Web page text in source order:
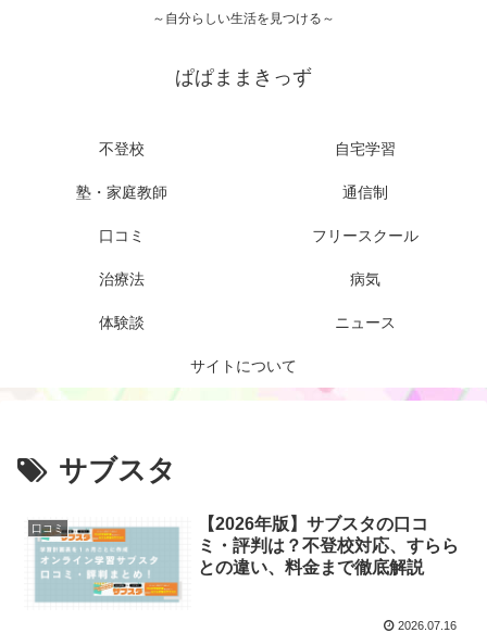
～自分らしい生活を見つける～
ぱぱままきっず
不登校 自宅学習
塾・家庭教師 通信制
口コミ フリースクール
治療法 病気
体験談 ニュース
サイトについて
サブスタ
口コミ
【2026年版】サブスタの口コ
ミ・評判は？不登校対応、すらら
との違い、料金まで徹底解説
2026.07.16